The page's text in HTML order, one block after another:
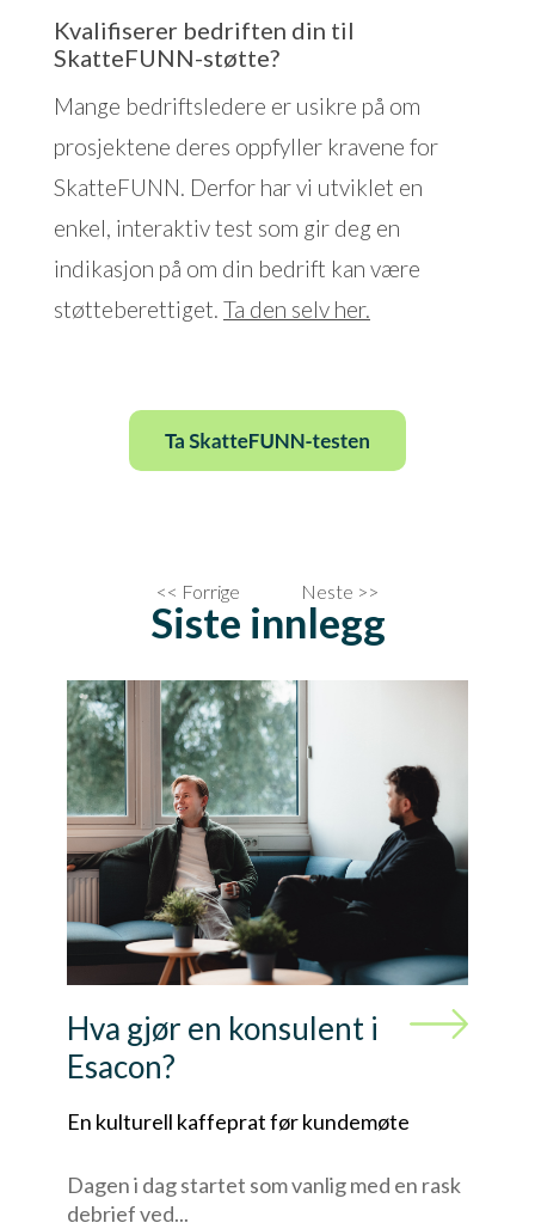
Kvalifiserer bedriften din til
SkatteFUNN-støtte?
Mange bedriftsledere er usikre på om
prosjektene deres oppfyller kravene for
SkatteFUNN. Derfor har vi utviklet en
enkel, interaktiv test som gir deg en
indikasjon på om din bedrift kan være
støtteberettiget. Ta den selv her.
<< Forrige Neste >>
Siste innlegg
Hva gjør en konsulent i
Esacon?
En kulturell kaffeprat før kundemøte
Dagen i dag startet som vanlig med en rask
debrief ved...